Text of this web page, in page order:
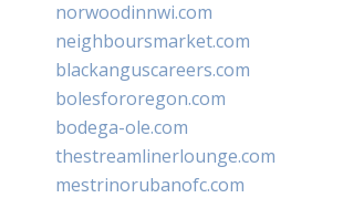
norwoodinnwi.com
neighboursmarket.com
blackanguscareers.com
bolesfororegon.com
bodega-ole.com
thestreamlinerlounge.com
mestrinorubanofc.com